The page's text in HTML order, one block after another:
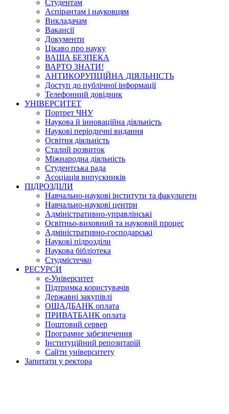
Студентам
Аспірантам і науковцям
Викладачам
Вакансії
Документи
Цікаво про науку
ВАША БЕЗПЕКА
ВАРТО ЗНАТИ!
АНТИКОРУПЦІЙНА ДІЯЛЬНІСТЬ
Доступ до публічної інформації
Телефонний довідник
УНІВЕРСИТЕТ
Портрет ЧНУ
Наукова й інноваційна діяльність
Наукові періодичні видання
Освітня діяльність
Сталий розвиток
Міжнародна діяльність
Студентська рада
Асоціація випускників
ПІДРОЗДІЛИ
Навчально-наукові інститути та факультети
Навчально-наукові центри
Адміністративно-управлінські
Освітньо-виховний та науковий процес
Адміністративно-господарські
Наукові підрозділи
Наукова бібліотека
Студмістечко
РЕСУРСИ
е-Університет
Підтримка користувачів
Державні закупівлі
ОЩАДБАНК оплата
ПРИВАТБАНК оплата
Поштовий сервер
Програмне забезпечення
Інституційний репозитарій
Сайти університету
Запитати у ректора